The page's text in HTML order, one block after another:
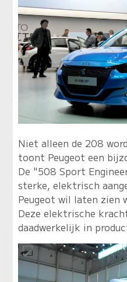
Niet alleen de 208
toont Peugeot een
De "508 Sport
sterke, elektrisch
Peugeot wil laten zien
Deze elektrische
daadwerkelijk in